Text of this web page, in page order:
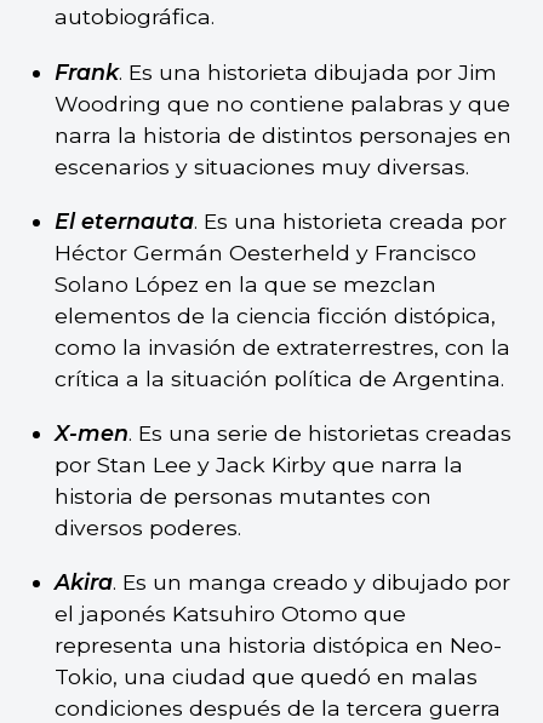
autobiográfica.
Frank. Es una historieta dibujada por Jim
Woodring que no contiene palabras y que
narra la historia de distintos personajes en
escenarios y situaciones muy diversas.
El eternauta. Es una historieta creada por
Héctor Germán Oesterheld y Francisco
Solano López en la que se mezclan
elementos de la ciencia ficción distópica,
como la invasión de extraterrestres, con la
crítica a la situación política de Argentina.
X-men. Es una serie de historietas creadas
por Stan Lee y Jack Kirby que narra la
historia de personas mutantes con
diversos poderes.
Akira. Es un manga creado y dibujado por
el japonés Katsuhiro Otomo que
representa una historia distópica en Neo-
Tokio, una ciudad que quedó en malas
condiciones después de la tercera guerra